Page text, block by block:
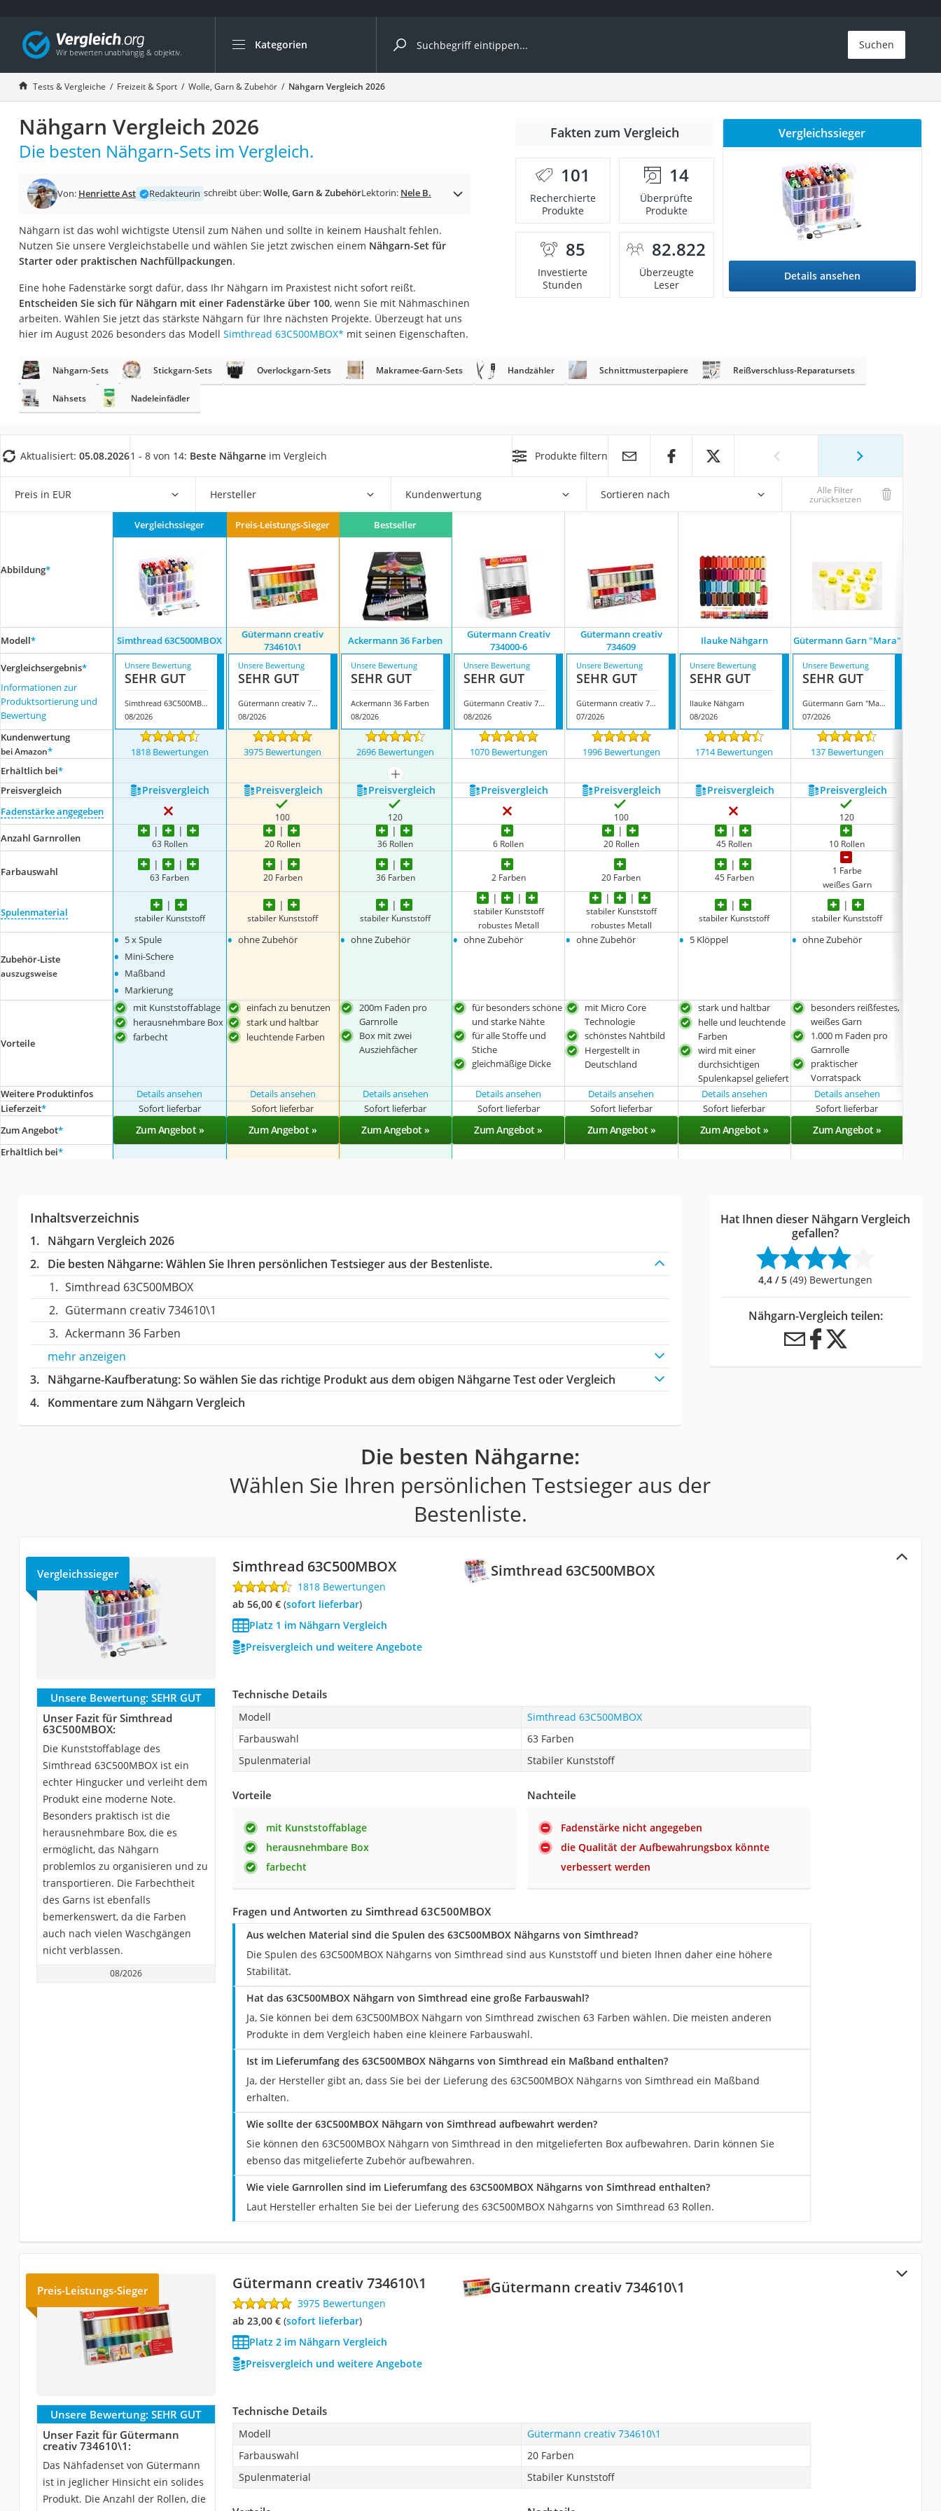
Kategorien
Die beliebtesten Vergleiche nach Kategorie
Freizeit & Sport
Gartentrampolin
Trampolin
Metalldetektor
Eufab-Fahrradträger
Trampolin 366 cm
Aluminium-Koffer
Futterboot
E-Bike-Dreirad
Trekkingschuhe Herren
Klimmzugstation
Handgepäck-Koffer
Wanderschuhe Herren
Sicherheitsweste Reiten
Suchen
Tests & Vergleiche Freizeit & Sport Wolle, Garn & Zubehör Nähgarn Vergleich 2026
Nähgarn Vergleich 2026
Die besten Nähgarn-Sets im Vergleich.
Von: Henriette Ast Redakteurin schreibt über:Wolle, Garn & ZubehörLektorin: Nele B.
Nähgarn ist das wohl wichtigste Utensil zum Nähen und sollte in keinem Haushalt fehlen.
Nutzen Sie unsere Vergleichstabelle und wählen Sie jetzt zwischen einem Nähgarn-Set für
Starter oder praktischen Nachfüllpackungen.
Eine hohe Fadenstärke sorgt dafür, dass Ihr Nähgarn im Praxistest nicht sofort reißt.
Entscheiden Sie sich für Nähgarn mit einer Fadenstärke über 100, wenn Sie mit Nähmaschinen
arbeiten. Wählen Sie jetzt das stärkste Nähgarn für Ihre nächsten Projekte. Überzeugt hat uns
hier im August 2026 besonders das Modell Simthread 63C500MBOX* mit seinen Eigenschaften.
Fakten zum Vergleich
101
Recherchierte
Produkte
14
Überprüfte
Produkte
85
Investierte
Stunden
82.822
Überzeugte
Leser
Vergleichssieger
Details ansehen
Nähgarn-Sets Stickgarn-Sets Overlockgarn-Sets Makramee-Garn-Sets Handzähler Schnittmusterpapiere Reißverschluss-Reparatursets
Nähsets Nadeleinfädler
Aktualisiert: 05.08.20261 - 8 von 14: Beste Nähgarne im Vergleich Produkte filtern
Preis in EUR Hersteller Kundenwertung Sortieren nach Alle Filter
zurücksetzen
Abbildung*
Vergleichssieger Preis-Leistungs-Sieger Bestseller
Modell* Simthread 63C500MBOX
Gütermann creativ
734610\1
Ackermann 36 Farben
Gütermann Creativ
734000-6
Gütermann creativ
734609
Ilauke Nähgarn Gütermann Garn "Mara"
Vergleichsergebnis*
Informationen zur
Produktsortierung und
Bewertung
Unsere Bewertung
SEHR GUT
Simthread 63C500MBOX
08/2026
Unsere Bewertung
SEHR GUT
Gütermann creativ 734610\1
08/2026
Unsere Bewertung
SEHR GUT
Ackermann 36 Farben
08/2026
Unsere Bewertung
SEHR GUT
Gütermann Creativ 734000-6
08/2026
Unsere Bewertung
SEHR GUT
Gütermann creativ 734609
07/2026
Unsere Bewertung
SEHR GUT
Ilauke Nähgarn
08/2026
Unsere Bewertung
SEHR GUT
Gütermann Garn "Mara"
07/2026
Kundenwertung
bei Amazon* 1818 Bewertungen 3975 Bewertungen 2696 Bewertungen 1070 Bewertungen 1996 Bewertungen 1714 Bewertungen 137 Bewertungen
Erhältlich bei*
mehr anzeigen
Preis­vergleich
Preis­vergleich Preis­vergleich Preis­vergleich Preis­vergleich Preis­vergleich Preis­vergleich Preis­vergleich
Fadenstärke angegeben 100 120 100 120
Anzahl Garnrollen 63 Rollen 20 Rollen 36 Rollen 6 Rollen 20 Rollen 45 Rollen 10 Rollen
Farbauswahl 63 Farben 20 Farben 36 Farben 2 Farben 20 Farben 45 Farben
1 Farbe
weißes Garn
Spulenmaterial stabiler Kunststoff stabiler Kunststoff stabiler Kunststoff
stabiler Kunststoff
robustes Metall
stabiler Kunststoff
robustes Metall
stabiler Kunststoff stabiler Kunststoff
Zubehör-Liste
auszugsweise
• 5 x Spule
• Mini-Schere
• Maßband
• Markierung
• ohne Zubehör • ohne Zubehör • ohne Zubehör • ohne Zubehör • 5 Klöppel • ohne Zubehör
Vorteile
mit Kunststoffablage
herausnehmbare Box
farbecht
einfach zu benutzen
stark und haltbar
leuchtende Farben
200m Faden pro
Garnrolle
Box mit zwei
Ausziehfächer
für besonders schöne
und starke Nähte
für alle Stoffe und
Stiche
gleichmäßige Dicke
mit Micro Core
Technologie
schönstes Nahtbild
Hergestellt in
Deutschland
stark und haltbar
helle und leuchtende
Farben
wird mit einer
durchsichtigen
Spulenkapsel geliefert
besonders reißfestes,
weißes Garn
1.000 m Faden pro
Garnrolle
praktischer
Vorratspack
Weitere Produktinfos
Details ansehen Details ansehen Details ansehen Details ansehen Details ansehen Details ansehen Details ansehen
Lieferzeit* Sofort lieferbar Sofort lieferbar Sofort lieferbar Sofort lieferbar Sofort lieferbar Sofort lieferbar Sofort lieferbar
Zum Angebot* Zum Angebot » Zum Angebot » Zum Angebot » Zum Angebot » Zum Angebot » Zum Angebot » Zum Angebot »
Erhältlich bei*
Inhaltsverzeichnis
Nähgarn Vergleich 2026
Die besten Nähgarne:Wählen Sie Ihren persönlichen Testsieger aus der Bestenliste.
Simthread 63C500MBOX
Gütermann creativ 734610\1
Ackermann 36 Farben
mehr anzeigen
Nähgarne-Kaufberatung: So wählen Sie das richtige Produkt aus dem obigen Nähgarne Test oder Vergleich
Kommentare zum Nähgarn Vergleich
Hat Ihnen dieser Nähgarn Vergleich
gefallen?
4,4 / 5 (49) Bewertungen
Nähgarn-Vergleich teilen:
Die besten Nähgarne:
Wählen Sie Ihren persönlichen Testsieger aus der
Bestenliste.
Simthread 63C500MBOX
Vergleichssieger Simthread 63C500MBOX
1818 Bewertungen
ab 56,00 €( Sofort lieferbar)
Platz 1 im Nähgarn Vergleich
Preisvergleich und weitere Angebote
Unsere Bewertung: SEHR GUT
Unser Fazit für Simthread
63C500MBOX:
Die Kunststoffablage des
Simthread 63C500MBOX ist ein
echter Hingucker und verleiht dem
Produkt eine moderne Note.
Besonders praktisch ist die
herausnehmbare Box, die es
ermöglicht, das Nähgarn
problemlos zu organisieren und zu
transportieren. Die Farbechtheit
des Garns ist ebenfalls
bemerkenswert, da die Farben
auch nach vielen Waschgängen
nicht verblassen.
08/2026
Technische Details
Modell
Simthread 63C500MBOX
Farbauswahl
63 Farben
Spulenmaterial
Stabiler Kunststoff
Vorteile
mit Kunststoffablage
herausnehmbare Box
farbecht
Nachteile
Fadenstärke nicht angegeben
die Qualität der Aufbewahrungsbox könnte
verbessert werden
Fragen und Antworten zu Simthread 63C500MBOX
Aus welchen Material sind die Spulen des 63C500MBOX Nähgarns von Simthread?
Die Spulen des 63C500MBOX Nähgarns von Simthread sind aus Kunststoff und bieten Ihnen daher eine höhere
Stabilität.
Hat das 63C500MBOX Nähgarn von Simthread eine große Farbauswahl?
Ja, Sie können bei dem 63C500MBOX Nähgarn von Simthread zwischen 63 Farben wählen. Die meisten anderen
Produkte in dem Vergleich haben eine kleinere Farbauswahl.
Ist im Lieferumfang des 63C500MBOX Nähgarns von Simthread ein Maßband enthalten?
Ja, der Hersteller gibt an, dass Sie bei der Lieferung des 63C500MBOX Nähgarns von Simthread ein Maßband
erhalten.
Wie sollte der 63C500MBOX Nähgarn von Simthread aufbewahrt werden?
Sie können den 63C500MBOX Nähgarn von Simthread in den mitgelieferten Box aufbewahren. Darin können Sie
ebenso das mitgelieferte Zubehör aufbewahren.
Wie viele Garnrollen sind im Lieferumfang des 63C500MBOX Nähgarns von Simthread enthalten?
Laut Hersteller erhalten Sie bei der Lieferung des 63C500MBOX Nähgarns von Simthread 63 Rollen.
Gütermann creativ 734610\1
Preis-Leistungs-Sieger Gütermann creativ 734610\1
3975 Bewertungen
ab 23,00 €( Sofort lieferbar)
Platz 2 im Nähgarn Vergleich
Preisvergleich und weitere Angebote
Unsere Bewertung: SEHR GUT
Unser Fazit für Gütermann
creativ 734610\1:
Das Nähfadenset von Gütermann
ist in jeglicher Hinsicht ein solides
Produkt. Die Anzahl der Rollen, die
Technische Details
Modell
Gütermann creativ 734610\1
Farbauswahl
20 Farben
Spulenmaterial
Stabiler Kunststoff